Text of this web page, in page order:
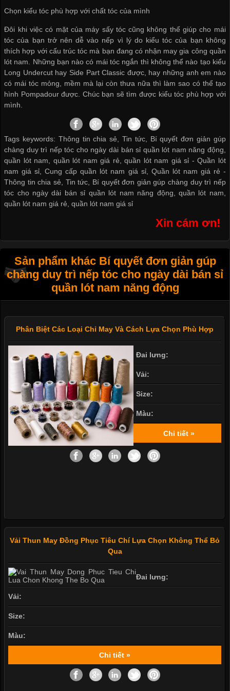
Chọn kiểu tóc phù hợp với chất tóc của mình
Đôi khi việc có mặt của máy sấy tóc cũng không thể giúp cho mái
tóc của bạn trở nên dễ vào nếp vì lý do kiểu tóc của bạn không
thích hợp với cấu trúc tóc mà bạn đang có nhận may gia công quần
lót nam . Những bạn nào có mái tóc ngắn thì không thể nào tạo kiểu
Long Undercut hay Side Part Classic được, hay những anh em nào
có mái tóc mỏng, mềm mà lại còn thưa nữa thì làm sao có thể tạo
hình Pompadour được. Chúc bạn sẽ tìm được kiểu tóc phù hợp với
mình.
Tags keywords: Thông tin chia sẻ, Tin tức, Bí quyết đơn giản gúp
chàng duy trì nếp tóc cho ngày dài bán sỉ quần lót nam năng động,
quần lót nam, quần lót nam giá rẻ, quần lót nam giá sỉ -Quần lót
nam giá sỉ ,Cung cấp quần lót nam giá sỉ, Quần lót nam giá rẻ -
Thông tin chia sẻ
Tin tức
Bí quyết đơn giản gúp chàng duy trì nếp
tóc cho ngày dài bán sỉ quần lót nam năng động
quần lót nam
quần lót nam giá rẻ ,quần lót nam giá sỉ
Xin cám ơn!
Sản phẩm khác Bí quyết đơn giản gúp
chàng duy trì nếp tóc cho ngày dài bán sỉ
quần lót nam năng động
Phân Biệt Các Loại Chỉ May Và Cách Lựa Chọn Phù Hợp
Đai lưng:
Vải:
Size:
Màu:
Chi tiết »
Vải Thun May Đồng Phục Tiêu Chí Lựa Chọn Không Thể Bỏ
Qua
Đai lưng:
Vải:
Size:
Màu:
Chi tiết »